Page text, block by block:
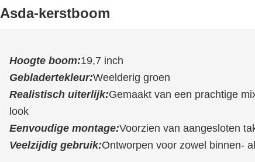
Asda-kerstboom
Hoogte boom:19,7 inch
Gebladertekleur:Weelderig groen
Realistisch uiterlijk:Gemaakt van een prachtige
look
Eenvoudige montage:Voorzien van aangesloten
Veelzijdig gebruik:Ontworpen voor zowel binnen-